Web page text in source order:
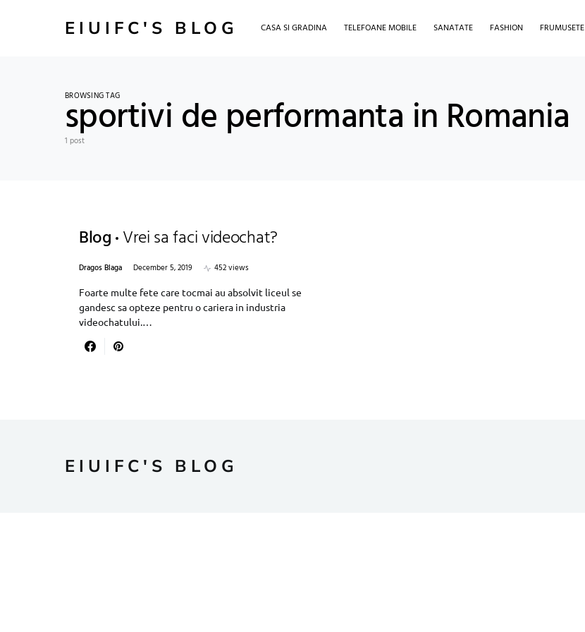
EIUIFC'S BLOG CASA SI GRADINA TELEFOANE MOBILE SANATATE FASHION FRUMUSETE
BROWSING TAG
sportivi de performanta in Romania
1 post
Blog Vrei sa faci videochat?
Dragos Blaga December 5, 2019
452 views
Foarte multe fete care tocmai au absolvit liceul se
gandesc sa opteze pentru o cariera in industria
videochatului.…
EIUIFC'S BLOG